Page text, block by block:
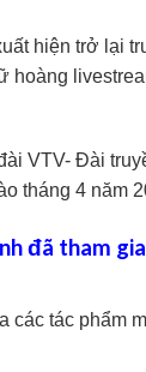
hiện trở lại
hoàng
VTV- Đài
tháng 4 năm
đã tham
các tác phẩm